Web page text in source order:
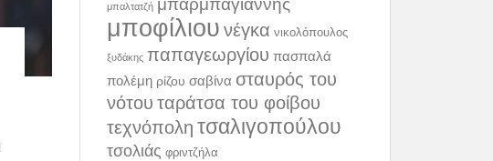
μπαλτατζή μπαρμπαγιάννης
μποφίλιου νέγκα νικολόπουλος
ξυδάκης παπαγεωργίου πασπαλά
πολέμη ρίζου σαβίνα σταυρός του
νότου ταράτσα του φοίβου
τεχνόπολη τσαλιγοπούλου
τσολιάς φριντζήλα